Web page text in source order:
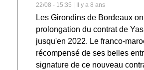
22/08 - 15:35 | Il y a 8 ans
Les Girondins de Bordeaux
prolongation du contrat de
jusqu'en 2022. Le franco-
récompensé de ses belles
signature de ce nouveau